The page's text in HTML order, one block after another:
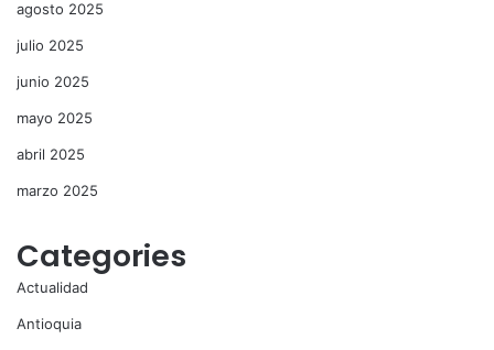
agosto 2025
julio 2025
junio 2025
mayo 2025
abril 2025
marzo 2025
Categories
Actualidad
Antioquia